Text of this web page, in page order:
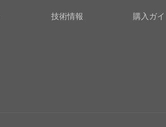
技術情報 購入ガイ